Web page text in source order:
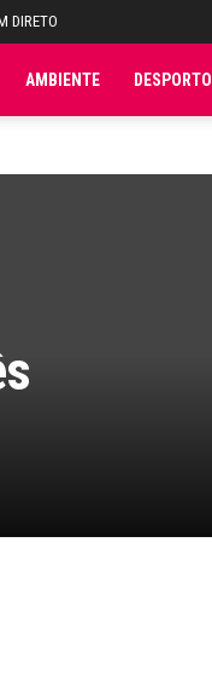
DIRETO
AMBIENTE DESPORTO